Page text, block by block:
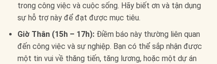
trong công việc và cuộc sống. Hãy biết ơn và tận dụng
sự hỗ trợ này để đạt được mục tiêu.
Giờ Thân (15h – 17h):Điềm báo này thường liên quan
đến công việc và sự nghiệp. Bạn có thể sắp nhận được
một tin vui về thăng tiến, tăng lương, hoặc một dự án